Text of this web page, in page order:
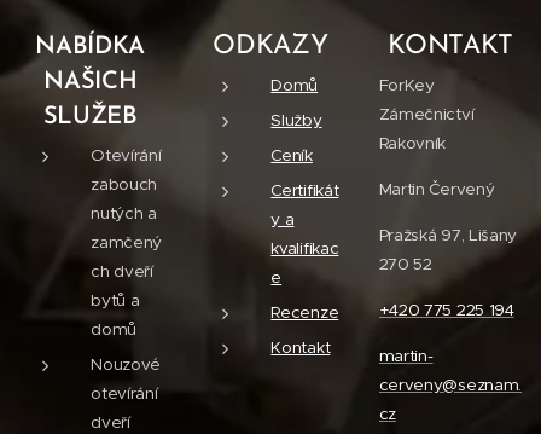
NABÍDKA
NAŠICH
SLUŽEB
Otevírání
zabouch
nutých a
zamčený
ch dveří
bytů a
domů
Nouzové
otevírání
dveří
ODKAZY
Domů
Služby
Ceník
Certifikát
y a
kvalifikac
e
Recenze
Kontakt
KONTAKT
ForKey
Zámečnictví
Rakovník
Martin Červený
Pražská 97, Lišany
270 52
+420 775 225 194
martin-
cerveny@seznam.
cz